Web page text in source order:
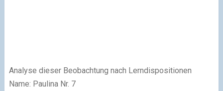
Analyse dieser Beobachtung nach Lerndispositionen
Name: Paulina Nr. 7